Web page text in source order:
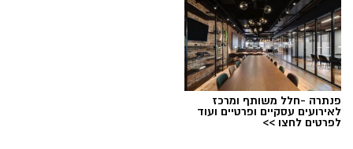
פנתרה -חלל משותף ומרכז
לאירועים עסקיים ופרטיים ועוד
לפרטים לחצו >>